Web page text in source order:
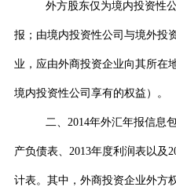
外方股东仅为境内投资性
报；由境内投资性公司与境外投
业 ，应由外商投资企业向其所在
境内投资性公司享有的权益）。
二、 2014年外汇年报信息
产负债表、 2013年度利润表以及
计表。其中，外商投资企业外方